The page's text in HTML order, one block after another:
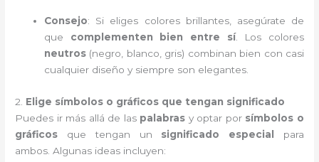
Consejo: Si eliges colores brillantes, asegúrate de
que complementen bien entre sí. Los colores
neutros (negro, blanco, gris) combinan bien con casi
cualquier diseño y siempre son elegantes.
2. Elige símbolos o gráficos que tengan significado
Puedes ir más allá de las palabras y optar por símbolos o
gráficos que tengan un significado especial
para
ambos. Algunas ideas incluyen: